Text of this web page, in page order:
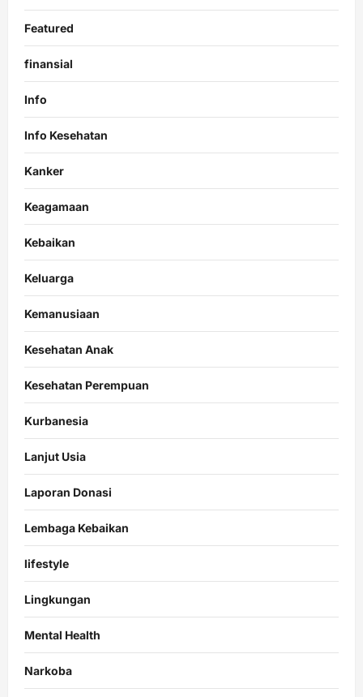
Featured
finansial
Info
Info Kesehatan
Kanker
Keagamaan
Kebaikan
Keluarga
Kemanusiaan
Kesehatan Anak
Kesehatan Perempuan
Kurbanesia
Lanjut Usia
Laporan Donasi
Lembaga Kebaikan
lifestyle
Lingkungan
Mental Health
Narkoba